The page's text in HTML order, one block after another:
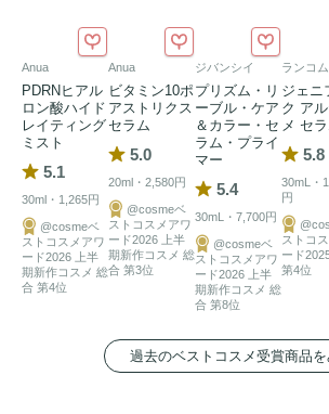
Anua
PDRNヒアル
ロン酸ハイド
レイティング
ミスト
5.1
30ml・1,265円
@cosmeベ
ストコスメアワ
ード2026 上半
期新作コスメ 総
合 第4位
Anua
ビタミン10ポ
アストリクス
セラム
5.0
20ml・2,580円
@cosmeベ
ストコスメアワ
ード2026 上半
期新作コスメ 総
合 第3位
ジバンシイ
プリズム・リ
ーブル・ケア
＆カラー・セ
ラム・プライ
マー
5.4
30mL・7,700円
@cosmeベ
ストコスメアワ
ード2026 上半
期新作コスメ 総
合 第8位
ランコム
ジェニ
ク ア
メ セ
5.8
30mL・
円
ストコ
ード
第4位
過去のベストコスメ受賞商品を